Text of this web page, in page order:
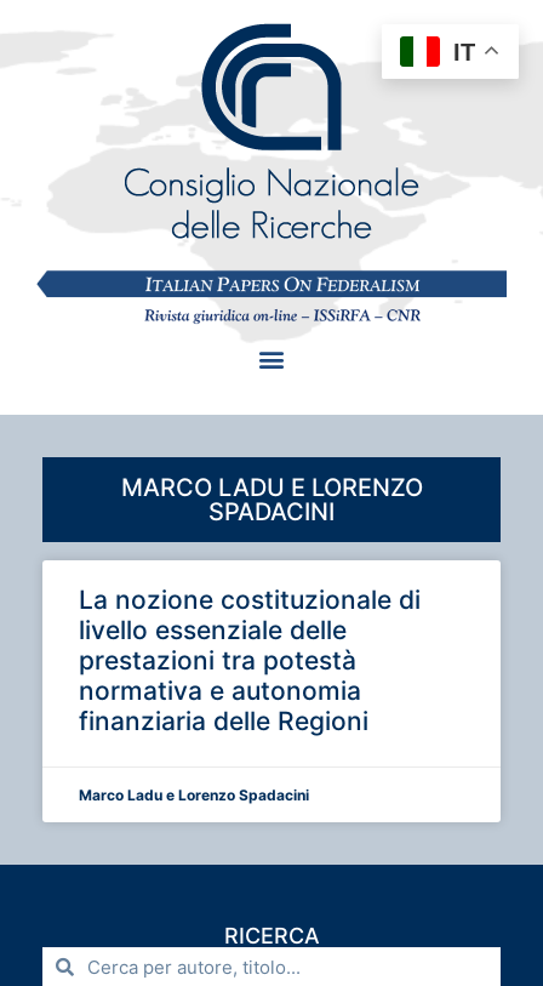
MARCO LADU E LORENZO
SPADACINI
La nozione costituzionale di
livello essenziale delle
prestazioni tra potestà
normativa e autonomia
finanziaria delle Regioni
Marco Ladu e Lorenzo Spadacini
RICERCA
IT